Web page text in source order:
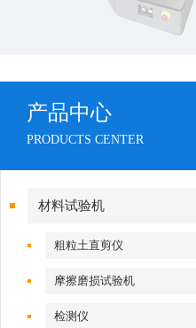
产品中心
PRODUCTS CENTER
材料试验机
粗粒土直剪仪
摩擦磨损试验机
检测仪